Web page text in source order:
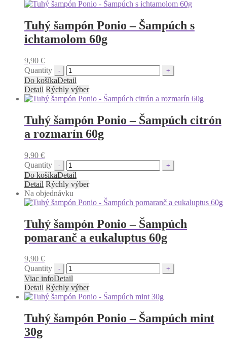
Tuhý šampón Ponio – Šampúch s
ichtamolom 60g
9,90 €
Quantity
Do košíkaDetail
Detail Rýchly výber
Tuhý šampón Ponio – Šampúch citrón
a rozmarín 60g
9,90 €
Quantity
Do košíkaDetail
Detail Rýchly výber
Na objednávku
Tuhý šampón Ponio – Šampúch
pomaranč a eukaluptus 60g
9,90 €
Quantity
Viac infoDetail
Detail Rýchly výber
Tuhý šampón Ponio – Šampúch mint
30g